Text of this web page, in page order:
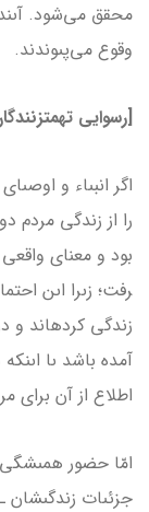
محقق مى‌شود.
وقوع مى‌پىوندند.
[رسوایی
اگر انبىاء و
را از زندگى مردم
رفت؛ زىرا اىن
زندگى کرده­اند و
آمده باشد ىا
اطلاع از آن براى
امّا حضور همىشگى
جزئىات زندگىشان